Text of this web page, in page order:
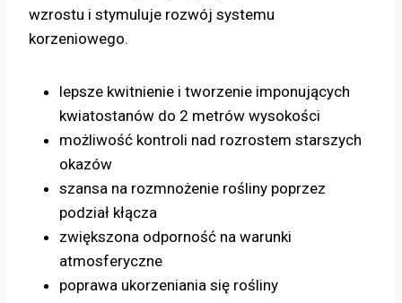
wzrostu i stymuluje rozwój systemu
korzeniowego.
lepsze kwitnienie i tworzenie imponujących
kwiatostanów do 2 metrów wysokości
możliwość kontroli nad rozrostem starszych
okazów
szansa na rozmnożenie rośliny poprzez
podział kłącza
zwiększona odporność na warunki
atmosferyczne
poprawa ukorzeniania się rośliny